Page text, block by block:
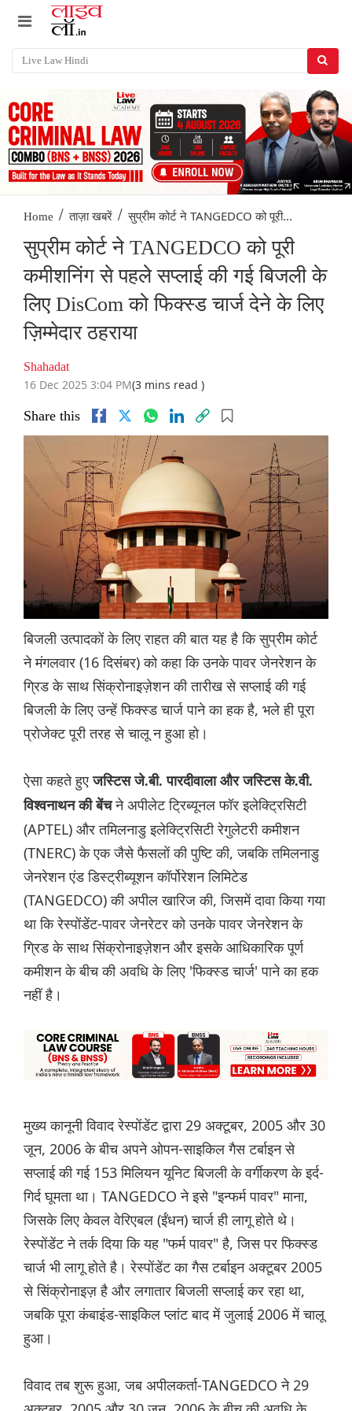
Home / ताज़ा खबरें / सुप्रीम कोर्ट ने TANGEDCO को पूरी...
सुप्रीम कोर्ट ने TANGEDCO को पूरी
कमीशनिंग से पहले सप्लाई की गई बिजली के
लिए DisCom को फिक्स्ड चार्ज देने के लिए
ज़िम्मेदार ठहराया
Shahadat
16 Dec 2025 3:04 PM(3 mins read )
Share this
बिजली उत्पादकों के लिए राहत की बात यह है कि सुप्रीम कोर्ट
ने मंगलवार (16 दिसंबर) को कहा कि उनके पावर जेनरेशन के
ग्रिड के साथ सिंक्रोनाइज़ेशन की तारीख से सप्लाई की गई
बिजली के लिए उन्हें फिक्स्ड चार्ज पाने का हक है, भले ही पूरा
प्रोजेक्ट पूरी तरह से चालू न हुआ हो।
ऐसा कहते हुएजस्टिस जे.बी. पारदीवाला और जस्टिस के.वी.
विश्वनाथन की बेंचने अपीलेट ट्रिब्यूनल फॉर इलेक्ट्रिसिटी
(APTEL) और तमिलनाडु इलेक्ट्रिसिटी रेगुलेटरी कमीशन
(TNERC) के एक जैसे फैसलों की पुष्टि की, जबकि तमिलनाडु
जेनरेशन एंड डिस्ट्रीब्यूशन कॉर्पोरेशन लिमिटेड
(TANGEDCO) की अपील खारिज की, जिसमें दावा किया गया
था कि रेस्पोंडेंट-पावर जेनरेटर को उनके पावर जेनरेशन के
ग्रिड के साथ सिंक्रोनाइज़ेशन और इसके आधिकारिक पूर्ण
कमीशन के बीच की अवधि के लिए 'फिक्स्ड चार्ज' पाने का हक
नहीं है।
मुख्य कानूनी विवाद रेस्पोंडेंट द्वारा 29 अक्टूबर, 2005 और 30
जून, 2006 के बीच अपने ओपन-साइकिल गैस टर्बाइन से
सप्लाई की गई 153 ​​मिलियन यूनिट बिजली के वर्गीकरण के इर्द-
गिर्द घूमता था। TANGEDCO ने इसे "इन्फर्म पावर" माना,
जिसके लिए केवल वेरिएबल (ईंधन) चार्ज ही लागू होते थे।
रेस्पोंडेंट ने तर्क दिया कि यह "फर्म पावर" है, जिस पर फिक्स्ड
चार्ज भी लागू होते है। रेस्पोंडेंट का गैस टर्बाइन अक्टूबर 2005
से सिंक्रोनाइज़ है और लगातार बिजली सप्लाई कर रहा था,
जबकि पूरा कंबाइंड-साइकिल प्लांट बाद में जुलाई 2006 में चालू
हुआ।
विवाद तब शुरू हुआ, जब अपीलकर्ता-TANGEDCO ने 29